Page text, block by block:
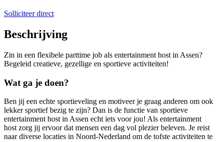
Solliciteer direct
Beschrijving
Zin in een flexibele parttime job als entertainment host in Assen?
Begeleid creatieve, gezellige en sportieve activiteiten!
Wat ga je doen?
Ben jij een echte sportieveling en motiveer je graag anderen om ook
lekker sportief bezig te zijn? Dan is de functie van sportieve
entertainment host in Assen echt iets voor jou! Als entertainment
host zorg jij ervoor dat mensen een dag vol plezier beleven. Je reist
naar diverse locaties in Noord-Nederland om de tofste activiteiten te